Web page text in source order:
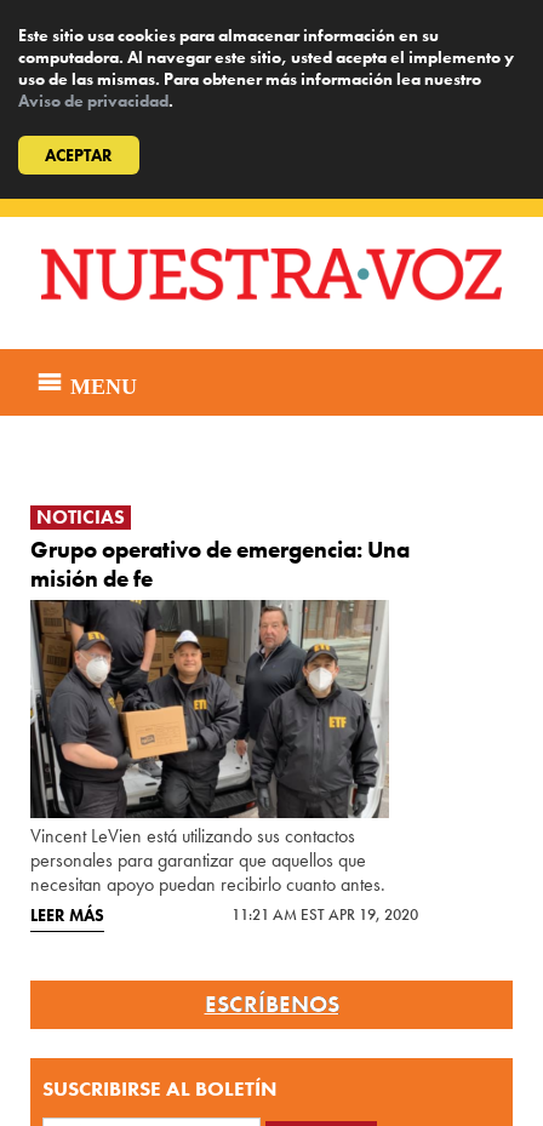
Este sitio usa cookies para almacenar información en su
computadora. Al navegar este sitio, usted acepta el implemento y
uso de las mismas. Para obtener más información lea nuestro
Aviso de privacidad.
ACEPTAR
content
MENU
NOTICIAS
Grupo operativo de emergencia: Una
misión de fe
Vincent LeVien está utilizando sus contactos
personales para garantizar que aquellos que
necesitan apoyo puedan recibirlo cuanto antes.
LEER MÁS 11:21 AM EST APR 19, 2020
ESCRÍBENOS
SUSCRIBIRSE AL BOLETÍN